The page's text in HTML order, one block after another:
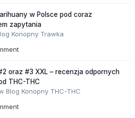
w Polsce pod coraz
zapytania
Konopny Trawka
oraz #3 XXL – recenzja odpornych
THC-THC
Blog Konopny THC-THC